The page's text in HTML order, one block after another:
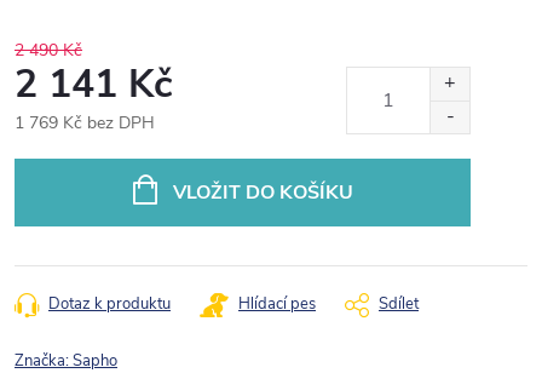
2 490 Kč
2 141 Kč
1 769 Kč bez DPH
VLOŽIT DO KOŠÍKU
Dotaz k produktu Hlídací pes Sdílet
Značka:Sapho